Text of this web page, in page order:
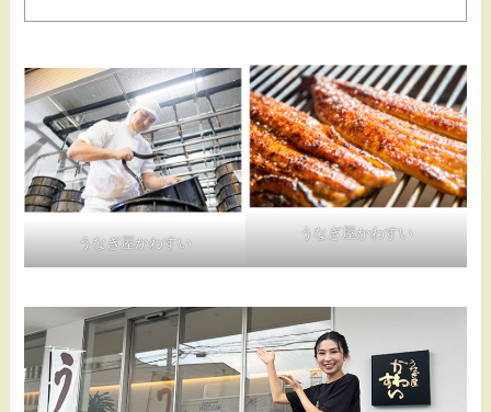
うなぎ屋かわすい
うなぎ屋かわすい